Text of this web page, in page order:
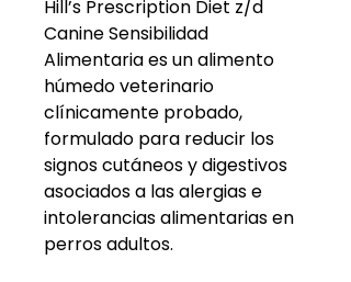
Hill’s Prescription Diet z/d
Canine Sensibilidad
Alimentaria es un alimento
húmedo veterinario
clínicamente probado,
formulado para reducir los
signos cutáneos y digestivos
asociados a las alergias e
intolerancias alimentarias en
perros adultos.